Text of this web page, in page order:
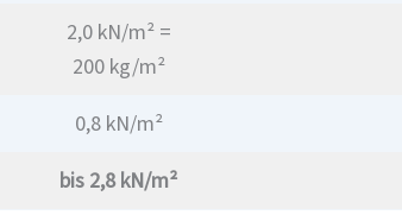
2,0 kN/m² =
200 kg/m²
0,8 kN/m²
bis 2,8 kN/m²